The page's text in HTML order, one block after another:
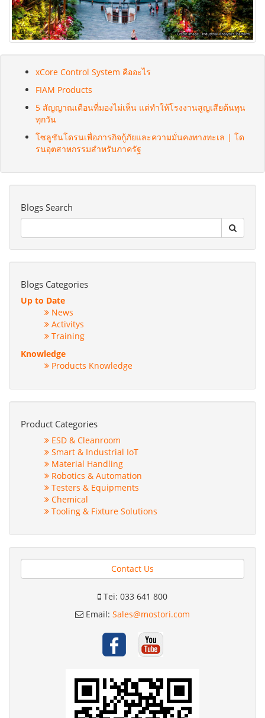
xCore Control System คืออะไร
FIAM Products
5 สัญญาณเตือนที่มองไม่เห็น แต่ทำให้โรงงานสูญเสียต้นทุน
ทุกวัน
โซลูชันโดรนเพื่อภารกิจกู้ภัยและความมั่นคงทางทะเล | โด
รนอุตสาหกรรมสำหรับภาครัฐ
Blogs Search
Blogs Categories
Up to Date
News
Activitys
Training
Knowledge
Products Knowledge
Product Categories
ESD & Cleanroom
Smart & Industrial IoT
Material Handling
Robotics & Automation
Testers & Equipments
Chemical
Tooling & Fixture Solutions
Contact Us
Tei: 033 641 800
Email: Sales@mostori.com